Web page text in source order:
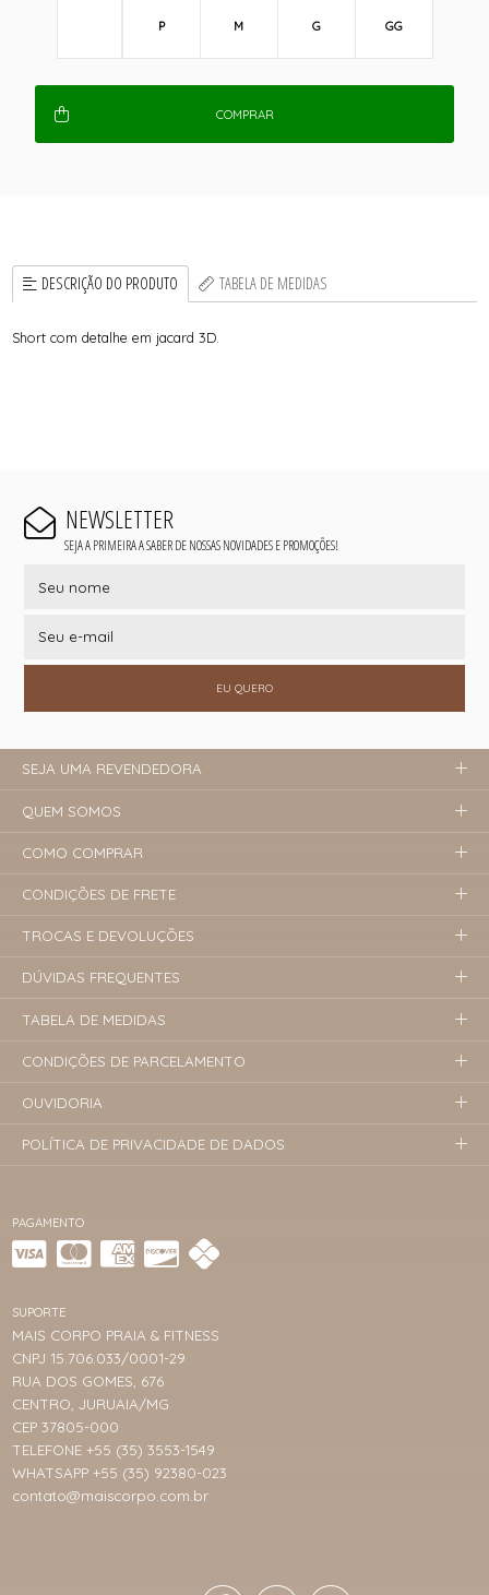
P M G GG
COMPRAR
DESCRIÇÃO DO PRODUTO TABELA DE MEDIDAS
Short com detalhe em jacard 3D.
NEWSLETTER
SEJA A PRIMEIRA A SABER DE NOSSAS NOVIDADES E PROMOÇÕES!
EU QUERO
PAGAMENTO
SUPORTE
MAIS CORPO PRAIA & FITNESS
CNPJ 15.706.033/0001-29
RUA DOS GOMES, 676
CENTRO, JURUAIA/MG
CEP 37805-000
TELEFONE +55 (35) 3553-1549
WHATSAPP +55 (35) 92380-023
contato@maiscorpo.com.br
SEJA UMA REVENDEDORA
QUEM SOMOS
COMO COMPRAR
CONDIÇÕES DE FRETE
TROCAS E DEVOLUÇÕES
DÚVIDAS FREQUENTES
TABELA DE MEDIDAS
CONDIÇÕES DE PARCELAMENTO
OUVIDORIA
POLÍTICA DE PRIVACIDADE DE DADOS